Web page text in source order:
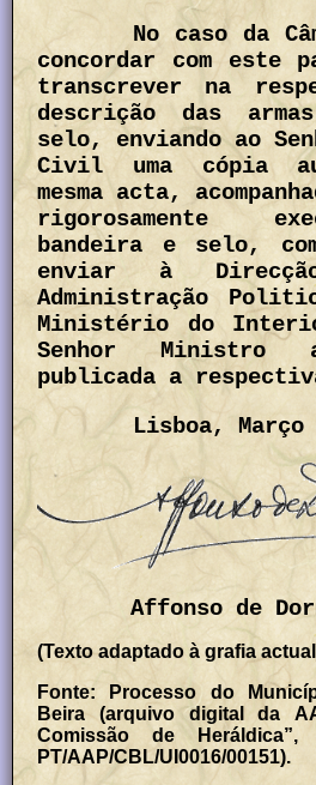
No caso da
concordar com este
transcrever na
descrição das
selo, enviando ao
Civil uma cópia
mesma acta,
rigorosamente
bandeira e selo,
enviar à
Administração
Ministério do
Senhor Ministro
publicada a
Lisboa, Março
Affonso de
(Texto adaptado à grafia
Fonte: Processo do
Beira (arquivo digital da
Comissão de Heráldica”,
PT/AAP/CBL/UI0016/00151).